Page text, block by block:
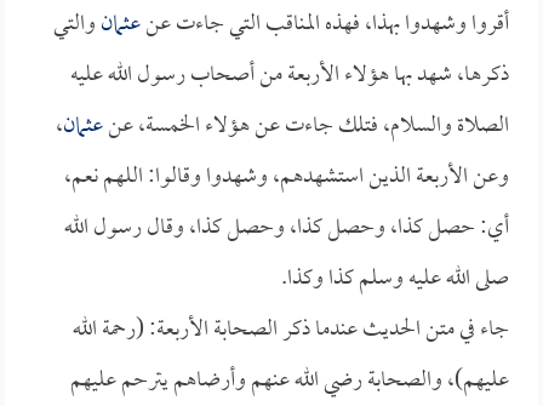
أقروا وشهدوا بهذا، فهذه المناقب التي جاءت عنعثمانوالتي
ذكرها، شهد بها هؤلاء الأربعة من أصحاب رسول الله عليه
الصلاة والسلام، فتلك جاءت عن هؤلاء الخمسة، عنعثمان،
وعن الأربعة الذين استشهدهم، وشهدوا وقالوا: اللهم نعم،
أي: حصل كذا، وحصل كذا، وحصل كذا، وقال رسول الله
صلى الله عليه وسلم كذا وكذا.
جاء في متن الحديث عندما ذكر الصحابة الأربعة: (رحمة الله
عليهم)، والصحابة رضي الله عنهم وأرضاهم يترحم عليهم